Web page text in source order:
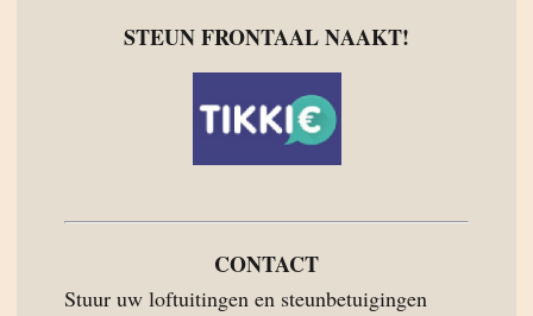
STEUN FRONTAAL NAAKT!
CONTACT
Stuur uw loftuitingen en steunbetuigingen